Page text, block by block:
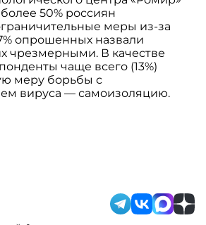
50% россиян
меры из-за
опрошенных назвали
чрезмерными. В качестве
чаще всего (13%)
меру борьбы с
вируса — самоизоляцию.